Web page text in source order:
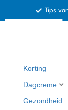
Tips
Korting
Dagcreme
Gezondheid